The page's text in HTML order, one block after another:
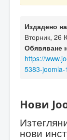
Издадено на
Вторник, 26
Обявяване
https://
5383-
Нови
нови